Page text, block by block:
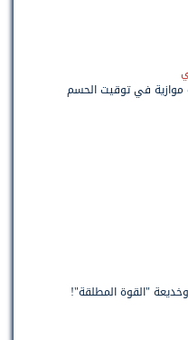
موازية في توقيت الحسم
"القوة المطلقة"!